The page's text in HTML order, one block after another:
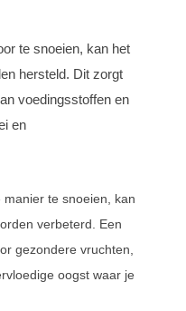
te snoeien, kan het
hersteld. Dit zorgt
voedingsstoffen en
en
te snoeien, kan
verbeterd. Een
gezondere vruchten,
oogst waar je